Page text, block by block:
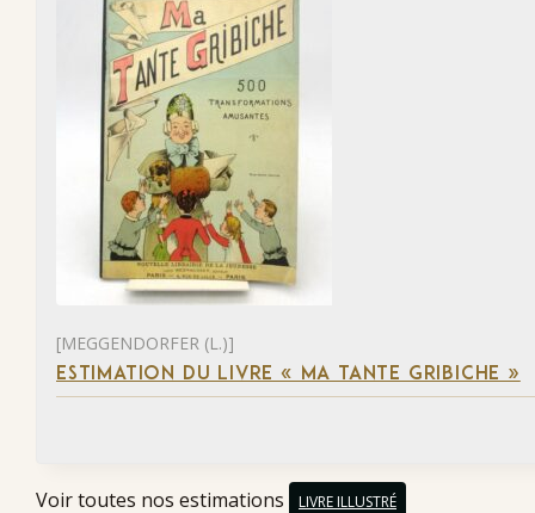
[MEGGENDORFER (L.)]
ESTIMATION DU LIVRE « MA TANTE GRIBICHE »
Voir toutes nos estimations LIVRE ILLUSTRÉ